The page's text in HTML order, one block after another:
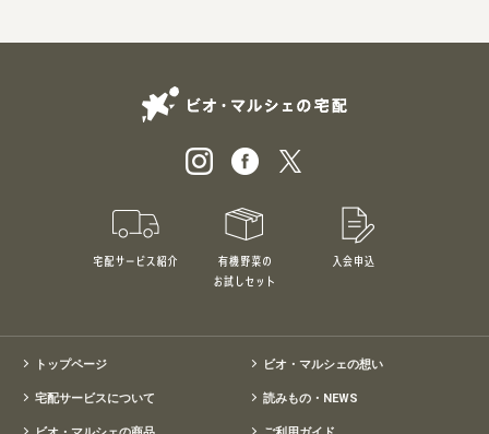
宅配サービス紹介 有機野菜のお試しセット
トップページ ビオ・マルシェの想い
宅配サービスについて 読みもの・NEWS